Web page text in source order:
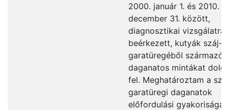
2000. január 1. és 2010.
december 31. között,
diagnosztikai vizsgálatra
beérkezett, kutyák száj-
garatüregéből származó
daganatos mintákat
fel. Meghatároztam a
garatüregi daganatok
előfordulási gyakoriságát